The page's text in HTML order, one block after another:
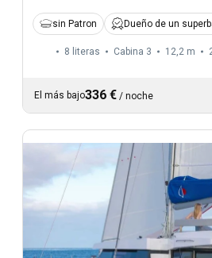
sin Patron Dueño de un
8 literas Cabina 3 12,2 m
El más bajo336 € / noche